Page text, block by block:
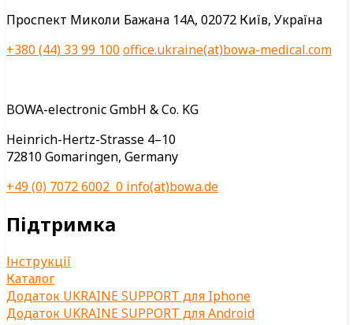
Проспект Миколи Бажана 14А, 02072 Київ, Україна
+380 (44) 33 99 100office.ukraine(at)bowa-medical.com
BOWA-electronic GmbH & Co. KG
Heinrich-Hertz-Strasse 4–10
72810 Gomaringen, Germany
+49 (0) 7072 6002 0 info(at)bowa.de
Підтримка
Інструкції
Каталог
Додаток UKRAINE SUPPORT для Iphone
Додаток UKRAINE SUPPORT для Android